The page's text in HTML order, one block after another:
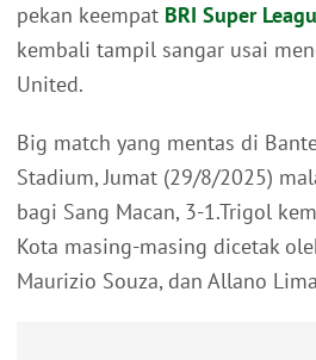
pekan keempat BRI Super
kembali tampil sangar usai
United.
Big match yang mentas di
Stadium, Jumat (29/8/2025)
bagi Sang Macan, 3-1.Trigol
Kota masing-masing dicetak
Maurizio Souza, dan Allano